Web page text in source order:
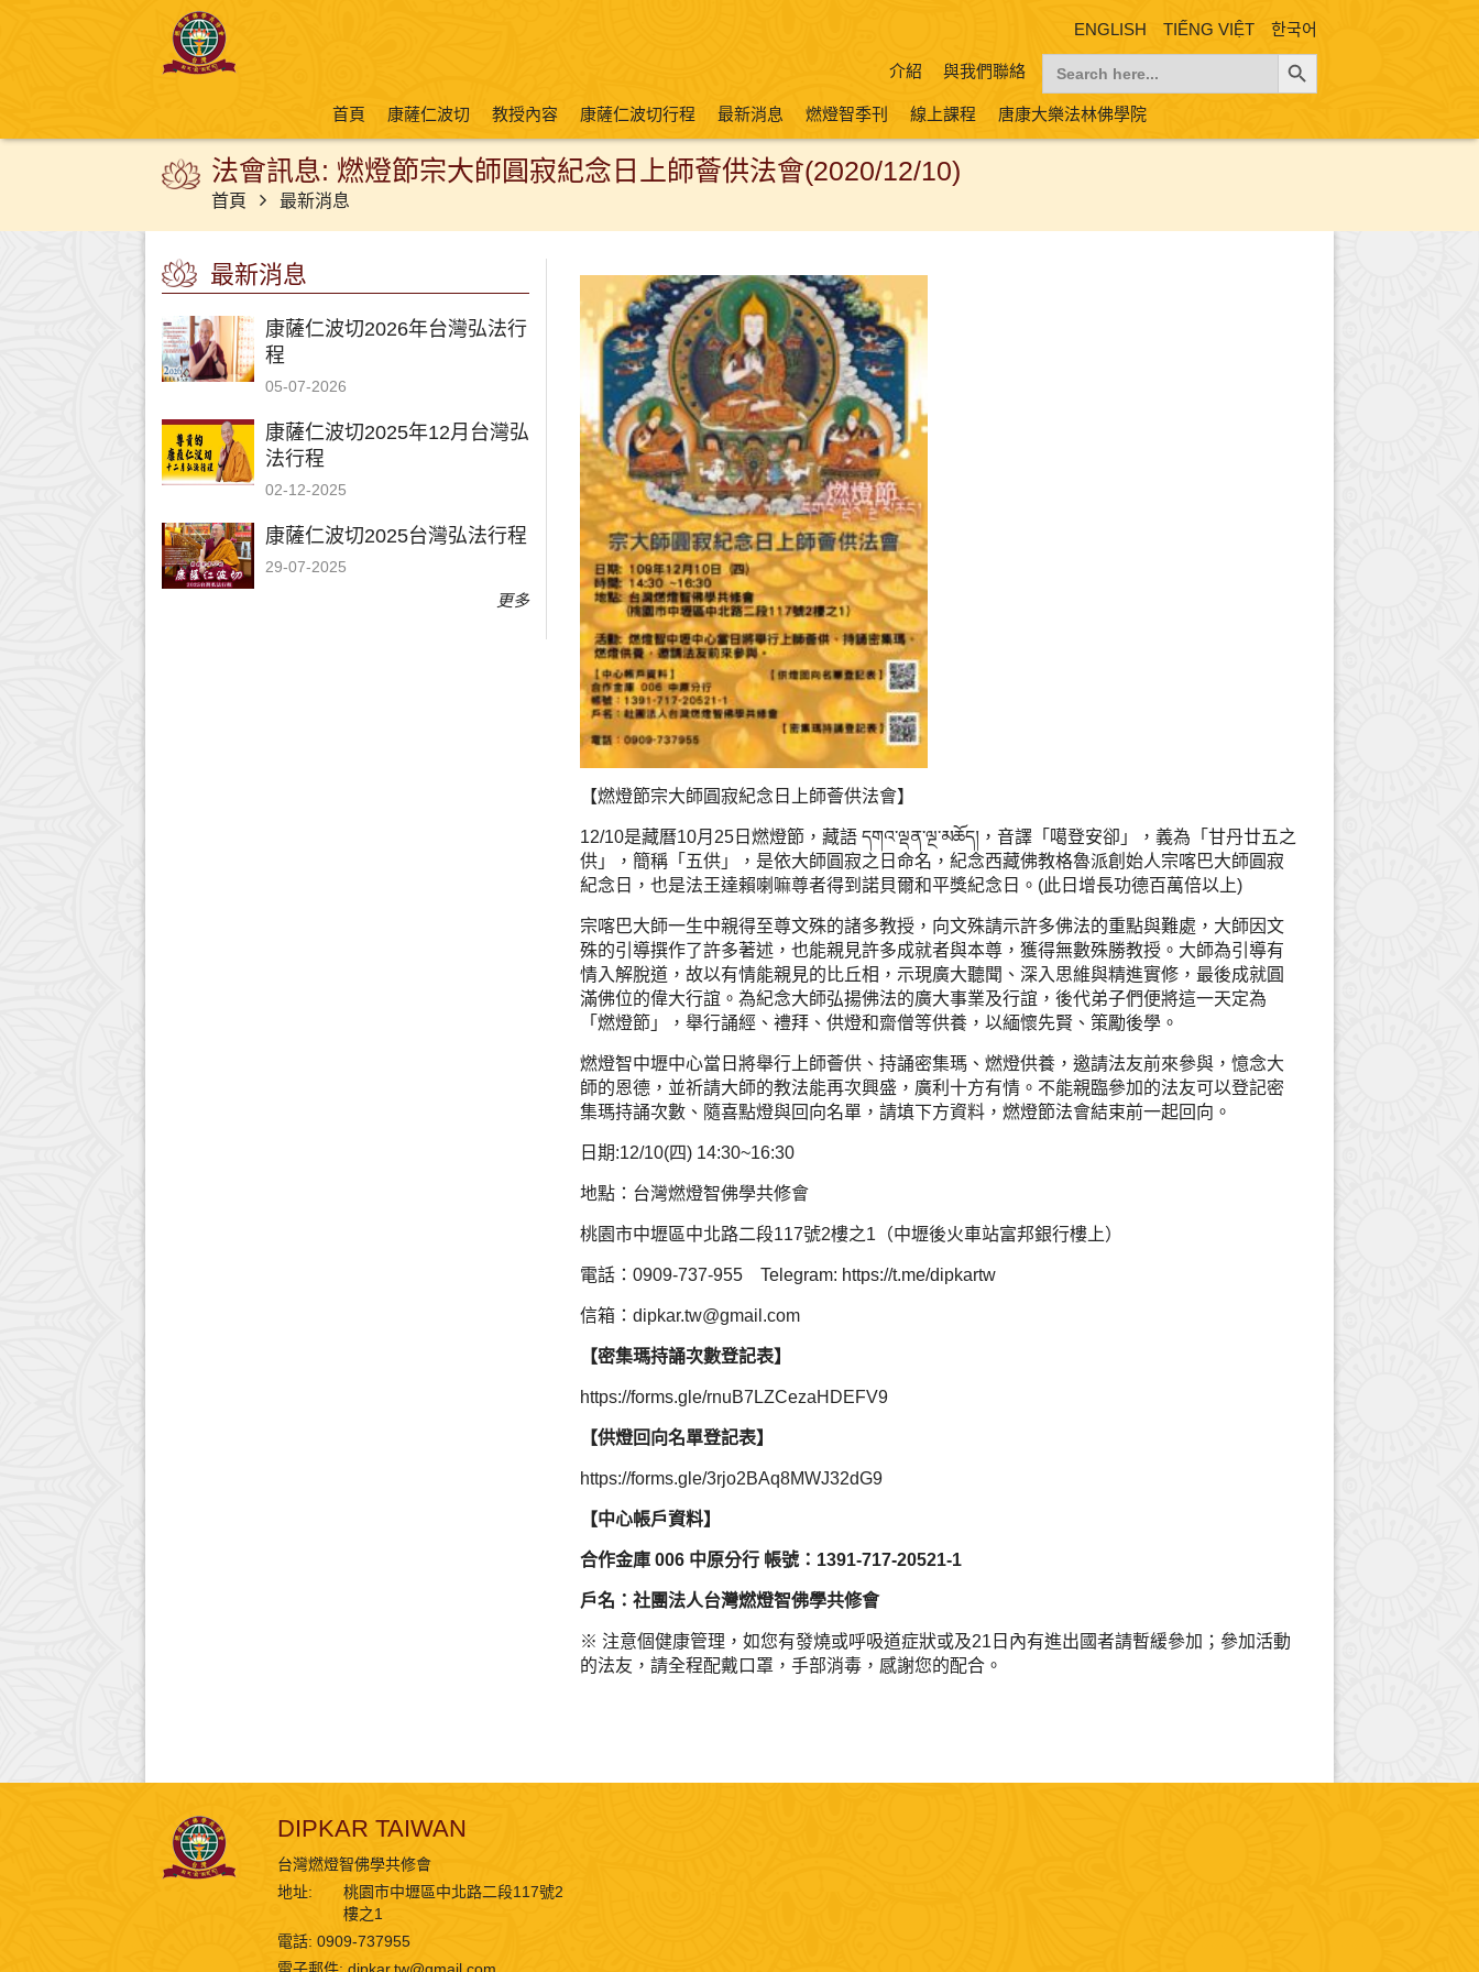
ENGLISH TIẾNG VIỆT 한국어
for:
Search Button
介紹 與我們聯絡
首頁 康薩仁波切 教授內容 康薩仁波切行程 最新消息 燃燈智季刊 線上課程 唐康大樂法林佛學院
法會訊息: 燃燈節宗大師圓寂紀念日上師薈供法會(2020/12/10)
首頁 最新消息
【燃燈節宗大師圓寂紀念日上師薈供法會】
12/10是藏曆10月25日燃燈節，藏語 དགའ་ལྡན་ལྔ་མཆོད།，音譯「噶登安卻」，義為「甘丹廿五之
供」，簡稱「五供」，是依大師圓寂之日命名，紀念西藏佛教格魯派創始人宗喀巴大師圓寂
紀念日，也是法王達賴喇嘛尊者得到諾貝爾和平獎紀念日。(此日增長功德百萬倍以上)
宗喀巴大師一生中親得至尊文殊的諸多教授，向文殊請示許多佛法的重點與難處，大師因文
殊的引導撰作了許多著述，也能親見許多成就者與本尊，獲得無數殊勝教授。大師為引導有
情入解脫道，故以有情能親見的比丘相，示現廣大聽聞、深入思維與精進實修，最後成就圓
滿佛位的偉大行誼。為紀念大師弘揚佛法的廣大事業及行誼，後代弟子們便將這一天定為
「燃燈節」，舉行誦經、禮拜、供燈和齋僧等供養，以緬懷先賢、策勵後學。
燃燈智中壢中心當日將舉行上師薈供、持誦密集瑪、燃燈供養，邀請法友前來參與，憶念大
師的恩德，並祈請大師的教法能再次興盛，廣利十方有情。不能親臨參加的法友可以登記密
集瑪持誦次數、隨喜點燈與回向名單，請填下方資料，燃燈節法會結束前一起回向。
日期:12/10(四) 14:30~16:30
地點：台灣燃燈智佛學共修會
桃園市中壢區中北路二段117號2樓之1（中壢後火車站富邦銀行樓上）
電話：0909-737-955 Telegram: https://t.me/dipkartw
信箱： dipkar.tw@gmail.com
【密集瑪持誦次數登記表】
https://forms.gle/rnuB7LZCezaHDEFV9
【供燈回向名單登記表】
https://forms.gle/3rjo2BAq8MWJ32dG9
【中心帳戶資料】
合作金庫 006 中原分行 帳號： 1391-717-20521-1
戶名：社團法人台灣燃燈智佛學共修會
※ 注意個健康管理，如您有發燒或呼吸道症狀或及21日內有進出國者請暫緩參加；參加活動
的法友，請全程配戴口罩，手部消毒，感謝您的配合。
最新消息
康薩仁波切2026年台灣弘法行
程
05-07-2026
康薩仁波切2025年12月台灣弘
法行程
02-12-2025
康薩仁波切2025台灣弘法行程
29-07-2025
更多
DIPKAR TAIWAN
台灣燃燈智佛學共修會
地址:
桃園市中壢區中北路二段117號2
樓之1
電話: 0909-737955